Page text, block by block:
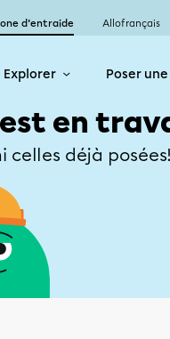
d’entraide Allofrançais
Explorer Poser
en
celles déjà